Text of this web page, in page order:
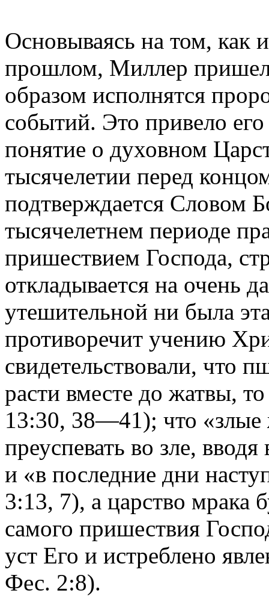
Основываясь на том, как
прошлом, Миллер
образом исполнятся
событий. Это привело
понятие о духовном
тысячелетии перед
подтверждается Словом
тысячелетнем периоде
пришествием Господа,
откладывается на очень
утешительной ни была
противоречит учению
свидетельствовали, что
расти вместе до жатвы,
13:30, 38—41); что
преуспевать во зле,
и «в последние дни
3:13, 7), а царство мрака
самого пришествия
уст Его и истреблено
Фес. 2:8).